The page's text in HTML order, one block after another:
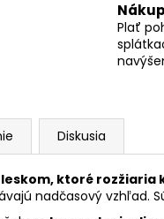
Plať
Diskusia
ktoré rozžiaria
nadčasový vzhľad.